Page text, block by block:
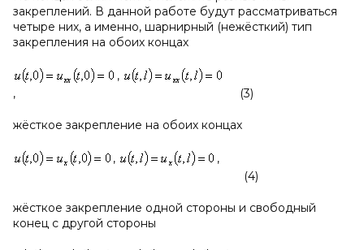
закреплений. В данной работе будут рассматриваться
четыре них, а именно, шарнирный (нежёсткий) тип
закрепления на обоих концах
,
, (3)
жёсткое закрепление на обоих концах
,
,
(4)
жёсткое закрепление одной стороны и свободный
конец с другой стороны